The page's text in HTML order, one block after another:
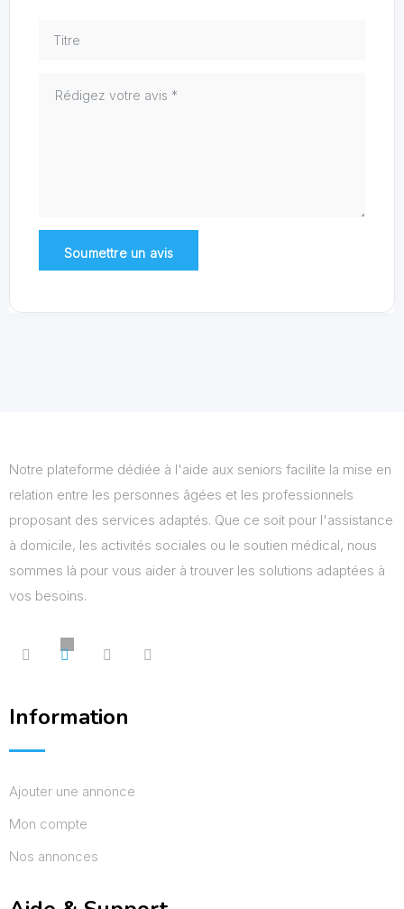
Notre plateforme dédiée à l'aide aux seniors facilite la mise en
relation entre les personnes âgées et les professionnels
proposant des services adaptés. Que ce soit pour l'assistance
à domicile, les activités sociales ou le soutien médical, nous
sommes là pour vous aider à trouver les solutions adaptées à
vos besoins.
Information
Ajouter une annonce
Mon compte
Nos annonces